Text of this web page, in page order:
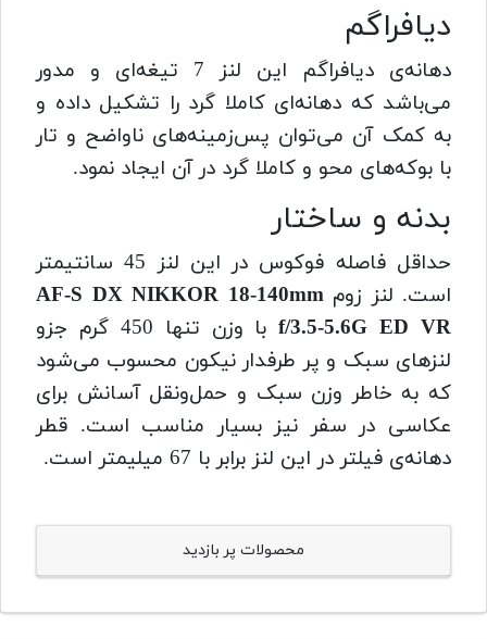
دیافراگم
دهانه‌ی دیافراگم این لنز 7 تیغه‌ای و مدور
می‌باشد که دهانه‌ای کاملا گرد را تشکیل داده و
به کمک آن می‌توان پس‌زمینه‌های ناواضح و تار
با بوکه‌های محو و کاملا گرد در آن ایجاد نمود.
بدنه و ساختار
حداقل فاصله فوکوس در این لنز 45 سانتیمتر
است. لنز زومAF-S DX NIKKOR 18-140mm
f/3.5-5.6G ED VR
با وزن تنها 450 گرم جزو
لنز‌های سبک و پر طرفدار نیکون محسوب می‌شود
که به خاطر وزن سبک و حمل‌ونقل آسانش برای
عکاسی در سفر نیز بسیار مناسب است. قطر
دهانه‌ی فیلتر در این لنز برابر با 67 میلیمتر است.
محصولات پر بازدید